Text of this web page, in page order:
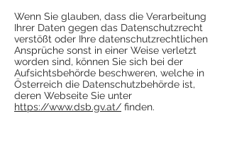
Wenn Sie glauben, dass die Verarbeitung
Ihrer Daten gegen das Datenschutzrecht
verstößt oder Ihre datenschutzrechtlichen
Ansprüche sonst in einer Weise verletzt
worden sind, können Sie sich bei der
Aufsichtsbehörde beschweren, welche in
Österreich die Datenschutzbehörde ist,
deren Webseite Sie unter
https://www.dsb.gv.at/ finden.